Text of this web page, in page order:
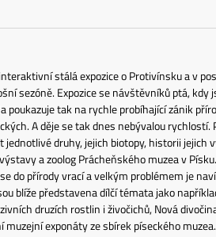
stálá expozice o Protivínsku a v
sezóně. Expozice se návštěvníků ptá, kdy
tak na rychle probíhající zánik
A děje se tak dnes nebývalou rychlostí.
jednotlivé druhy, jejich biotopy, historii jejich
a zoolog Prácheňského muzea v
do přírody vrací a velkým problémem je
blíže představena dílčí témata jako
druzích rostlin i živočichů, Nová
exponáty ze sbírek píseckého